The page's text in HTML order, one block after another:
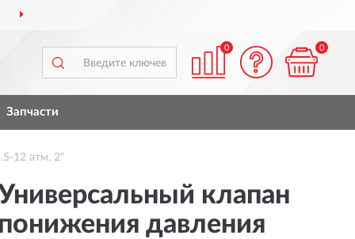
ПО ВСЕЙ РОССИИ
0 0
Запчасти
12 атм, 2"
клапан
давления